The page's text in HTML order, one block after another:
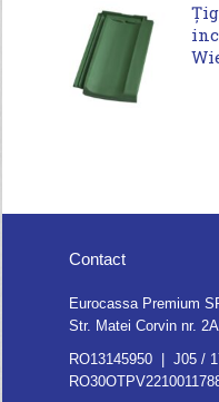
Contact
Eurocassa Premium
Str. Matei Corvin nr.
RO13145950 | J05 /